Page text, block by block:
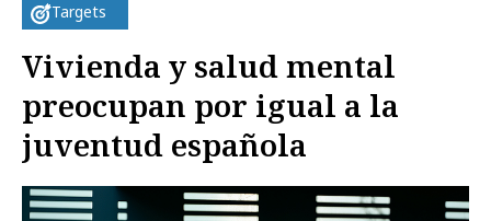
Targets
Vivienda y salud mental
preocupan por igual a la
juventud española